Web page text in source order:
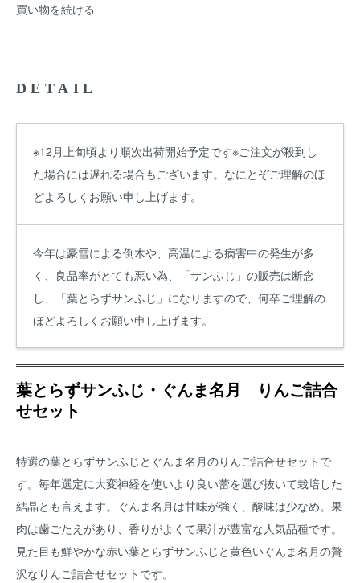
買い物を続ける
DETAIL
※12月上旬頃より順次出荷開始予定です※ご注文が殺到し
た場合には遅れる場合もございます。なにとぞご理解のほ
どよろしくお願い申し上げます。
今年は豪雪による倒木や、高温による病害中の発生が多
く、良品率がとても悪い為、「サンふじ」の販売は断念
し、「葉とらずサンふじ」になりますので、何卒ご理解の
ほどよろしくお願い申し上げます。
葉とらずサンふじ・ぐんま名月 りんご詰合
せセット
特選の葉とらずサンふじとぐんま名月のりんご詰合せセットで
す。毎年選定に大変神経を使いより良い蕾を選び抜いて栽培した
結晶とも言えます。ぐんま名月は甘味が強く、酸味は少なめ。果
肉は歯ごたえがあり、香りがよくて果汁が豊富な人気品種です。
見た目も鮮やかな赤い葉とらずサンふじと黄色いぐんま名月の贅
沢なりんご詰合せセットです。